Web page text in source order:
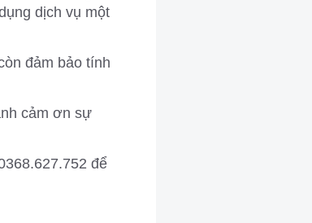
dịch vụ một
đảm bảo tính
cảm ơn sự
để